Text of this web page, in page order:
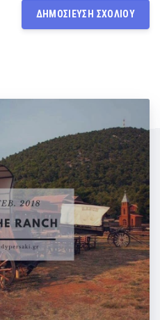
event στο "The